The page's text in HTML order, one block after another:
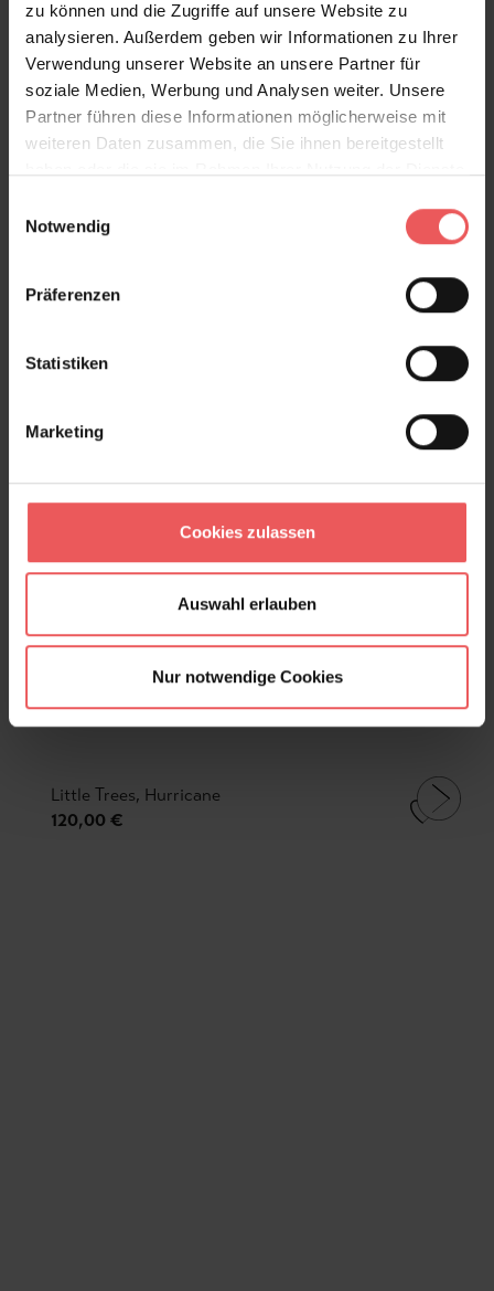
zu können und die Zugriffe auf unsere Website zu
analysieren. Außerdem geben wir Informationen zu Ihrer
Verwendung unserer Website an unsere Partner für
soziale Medien, Werbung und Analysen weiter. Unsere
Partner führen diese Informationen möglicherweise mit
weiteren Daten zusammen, die Sie ihnen bereitgestellt
Notwendig
Präferenzen
Statistiken
Marketing
Cookies zulassen
Auswahl erlauben
Nur notwendige Cookies
Little Trees, Fuchsia
Little Trees, Hurricane
120,00 €